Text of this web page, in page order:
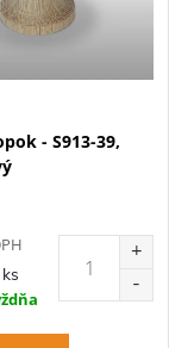
- S913-39,